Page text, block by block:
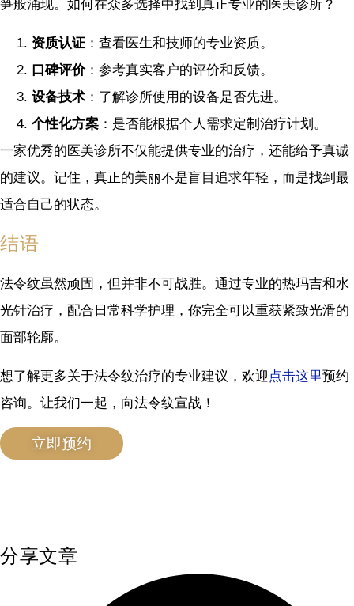
笋般涌现。如何在众多选择中找到真正专业的医美诊所？
资质认证 ：查看医生和技师的专业资质。
口碑评价：参考真实客户的评价和反馈。
设备技术 ：了解诊所使用的设备是否先进。
个性化方案 ：是否能根据个人需求定制治疗计划。
一家优秀的医美诊所不仅能提供专业的治疗，还能给予真诚
的建议。记住，真正的美丽不是盲目追求年轻，而是找到最
适合自己的状态。
结语
法令纹虽然顽固，但并非不可战胜。通过专业的热玛吉和水
光针治疗，配合日常科学护理，你完全可以重获紧致光滑的
面部轮廓。
想了解更多关于法令纹治疗的专业建议，欢迎 点击这里预约
咨询。让我们一起，向法令纹宣战！
立即预约
分享文章